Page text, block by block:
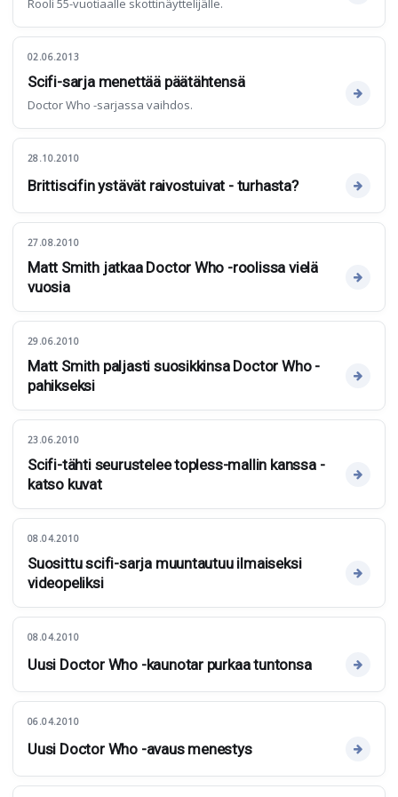
Rooli 55-vuotiaalle skottinäyttelijälle.
02.06.2013
Scifi-sarja menettää päätähtensä
Doctor Who -sarjassa vaihdos.
28.10.2010
Brittiscifin ystävät raivostuivat - turhasta?
27.08.2010
Matt Smith jatkaa Doctor Who -roolissa vielä
vuosia
29.06.2010
Matt Smith paljasti suosikkinsa Doctor Who -
pahikseksi
23.06.2010
Scifi-tähti seurustelee topless-mallin kanssa -
katso kuvat
08.04.2010
Suosittu scifi-sarja muuntautuu ilmaiseksi
videopeliksi
08.04.2010
Uusi Doctor Who -kaunotar purkaa tuntonsa
06.04.2010
Uusi Doctor Who -avaus menestys